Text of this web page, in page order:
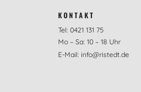
KONTAKT
Tel: 0421 131 75
Mo – Sa: 10 – 18 Uhr
E-Mail: info@ristedt.de